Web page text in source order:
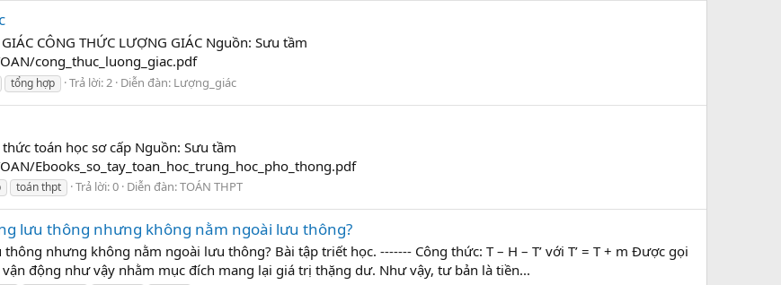
CÔNG THỨC LƯỢNG GIÁC Nguồn: Sưu tầm
cong_thuc_luong_giac.pdf
tổng hợp Trả lời: 2 Diễn đàn: Lượng_giác
thức toán học sơ cấp Nguồn: Sưu tầm
Ebooks_so_tay_toan_hoc_trung_hoc_pho_thong.pdf
toán thpt Trả lời: 0 Diễn đàn:TOÁN THPT
lưu thông nhưng không nằm ngoài lưu thông?
nhưng không nằm ngoài lưu thông? Bài tập triết học. ------- Công thức: T – H – T’ với T’ = T + m Được gọi
động như vậy nhằm mục đích mang lại giá trị thặng dư. Như vậy, tư bản là tiền...